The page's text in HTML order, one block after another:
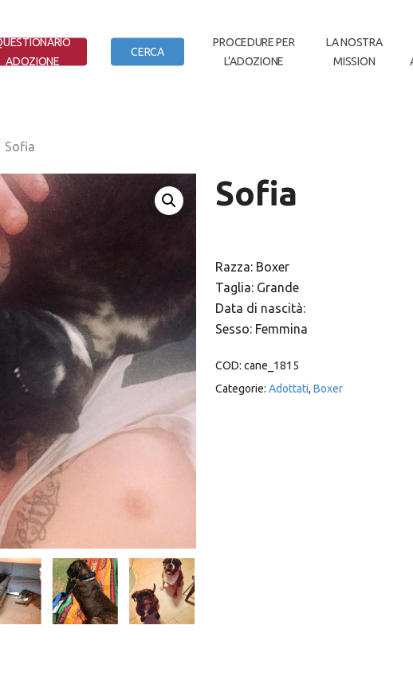
ADOZIONE
CERCA
PROCEDURE PER
L’ADOZIONE
LA NOSTRA
MISSION
Sofia
Sofia
Razza: Boxer
Taglia: Grande
Data di nascità:
Sesso: Femmina
COD: cane_1815
Categorie: Adottati, Boxer